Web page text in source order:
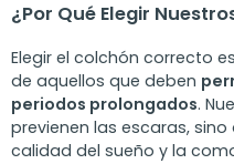
¿Por Qué Elegir
Elegir el colchón correcto
de aquellos que deben
periodos prolongados.
previenen las escaras,
calidad del sueño y la